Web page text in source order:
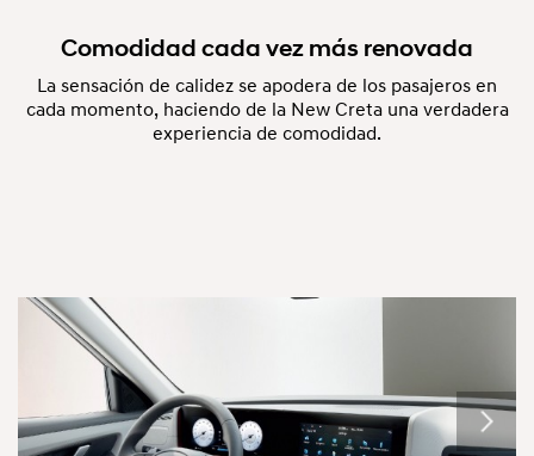
Comodidad cada vez más renovada
La sensación de calidez se apodera de los pasajeros en
cada momento, haciendo de la New Creta una verdadera
experiencia de comodidad.